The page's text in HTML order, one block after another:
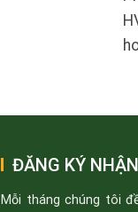
ĐĂNG KÝ
Mỗi tháng chúng tôi